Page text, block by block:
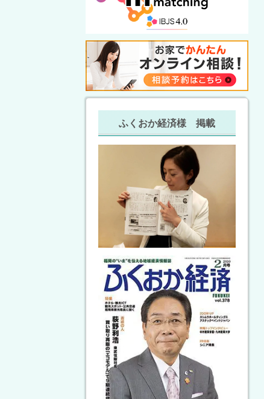
ふくおか経済様 掲載